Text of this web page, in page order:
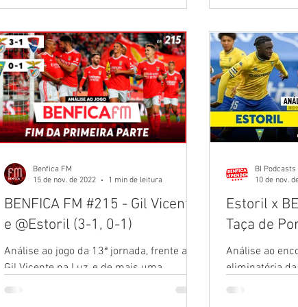
Benficologia Rescaldos Away Days Bilhetes
BENFICA FM #215 - Gil Vicente
e @Estoril (3-1, 0-1)
Análise ao jogo da 13ª jornada, frente ao
Gil Vicente na Luz, e de mais uma
eliminatória da Taça de Portugal, frente ao
Benfica FM
15 de nov. de 2022
1 min de leitura
Estoril x
Taça de
Análise ao
eliminatória da Taça de Portugal entre o
Estoril e o
BI Podcasts
10 de nov.